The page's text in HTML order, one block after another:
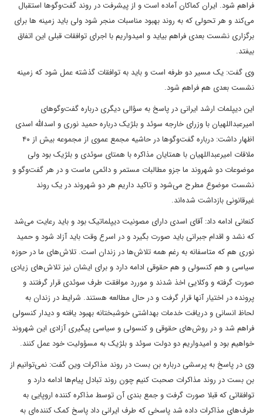
فراهم شود. ایران کماکان آماده است و از پیشرفت در روند گفت‌وگوها استقبال
می‌کند و هر تحولی که به روند بهبود مناسبات منجر شود ولی باید زمینه ها برای
برگزاری نشست بعدی فراهم بیاید و امیدواریم با اجرای توافقات قبلی این اتفاق
بیفتد.
وی گفت:‌ یک مسیر دو طرفه است و باید به توافقات گذشته عمل شود که زمینه
نشست بعدی هم فراهم شود.
این دیپلمات ارشد ایرانی در پاسخ به سؤالی دیگری درباره گفت‌وگوهای
امیرعبداللهیان با وزرای خارجه سوئد و بلژیک درباره حمید نوری و اسدالله اسدی
اظهار داشت: درباره گفت‌وگوها در حاشیه مجمع عموی از مجموعه بیش از ۴۰
ملاقات امیرعبداللهیان با همتایان مذاکره با همتای سوئدی و بلژیک بود ولی
موضوعات دو شهروند ما جزو مطالبات مستمر و دائمی ماست و در هر گفت‌وگو و
نشست موضوع مطرح می‌شود و تاکید داریم هر دو شهروند در یک روند
غیرقانونی بازداشت شده‌اند.
کنعانی ادامه داد: آقای اسدی دارای مصونیت دیپلماتیک بود و باید رعایت می‌شد
که نشد و اقدام جبرانی باید صورت بگیرد و در اسرع وقت باید آزاد شود و حمید
نوری هم که متاسفانه به رغم همه تلاش‌ها در زندان است. تلاش‌های ما در حوزه
سیاسی و هم کنسولی و هم حقوقی ادامه دارد و برای ایشان نیز تلاش‌های زیادی
صورت گرفته و وکلایی اخذ شدند و موررد موافقت طرف سوئدی قرار گرفتند و
پرونده در اختیار آنها قرار گرفت و در حال مطالعه هستند. شرایط در زندان به
لحاظ انسانی و دریافت خدمات بهداشتی خوشبختانه بهبود یافته و دیدار کنسولی
فراهم شد و در روش‌های حقوقی و کنسولی و سیاسی پیگیری آزادی این شهروند
خواهیم بود و امیدواریم دو دولت سوئد و بلژیک به مسؤولیت خود عمل کنند.
وی در پاسخ به پرسشی درباره بن بست در روند مذاکرات وین گفت:‌ نمی‌توانیم از
بن بست در روند مذاکرات صحبت کنیم چون روند تبادل پیام‌ها ادامه دارد و
توافقاتی که قبلا صورت گرفت و جمع بندی آن توسط مذاکره کننده اروپایی به
طرف‌های مذاکرات داده شد پاسخی که طرف ایرانی داد پاسخ کمک کننده‌ای به